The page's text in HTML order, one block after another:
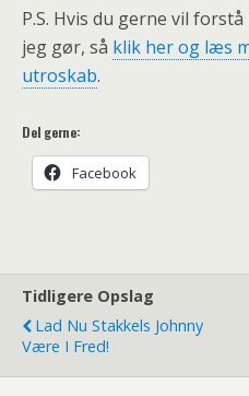
P.S. Hvis du gerne vil
jeg gør, så klik her og læs
utroskab.
Del gerne:
Facebook
Tidligere Opslag
Lad Nu Stakkels Johnny
Være I Fred!